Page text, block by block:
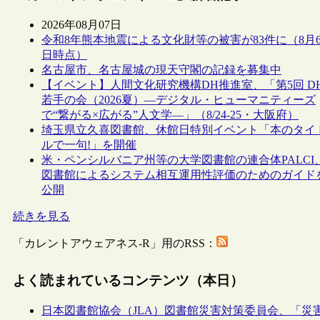
2026年08月07日
令和8年熊本地震による文化財等の被害が83件に（8月
日時点）
名古屋市、名古屋城の現天守閣の記録を募集中
【イベント】人間文化研究機構DH推進室、「第5回
若手の会（2026夏）―デジタル・ヒューマニティーズ
で“繋がる×広がる”人文学―」（8/24-25・大阪府）
埼玉県立久喜図書館、休館日特別イベント「本のタイ
ルで一句!」を開催
米・ペンシルバニア州等の大学図書館の連合体PALCI、
図書館によるシステム相互運用性評価のためのガイド
公開
続きを見る
「カレントアウェアネス-R」用のRSS：
よく読まれているコンテンツ（本日）
日本図書館協会（JLA）図書館災害対策委員会、「災